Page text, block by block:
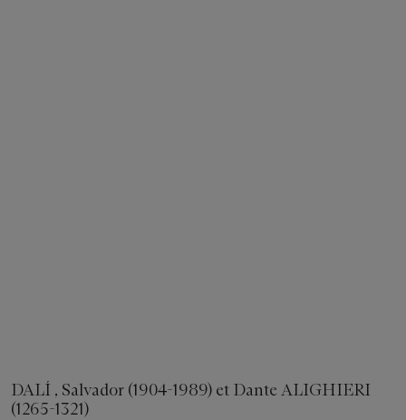
DALÍ , Salvador (1904-1989) et Dante ALIGHIERI
(1265-1321)